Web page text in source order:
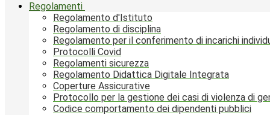
Regolamenti
Regolamento d'Istituto
Regolamento di disciplina
Regolamento per il conferimento di incarichi
Protocolli Covid
Regolamenti sicurezza
Regolamento Didattica Digitale Integrata
Coperture Assicurative
Protocollo per la gestione dei casi di violenza di
Codice comportamento dei dipendenti pubblici